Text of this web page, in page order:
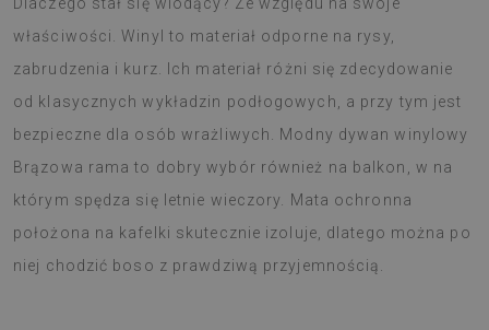
właściwości. Winyl to materiał odporne na rysy,
zabrudzenia i kurz. Ich materiał różni się zdecydowanie
od klasycznych wykładzin podłogowych, a przy tym jest
bezpieczne dla osób wrażliwych. Modny dywan winylowy
Brązowa rama to dobry wybór również na balkon, w na
którym spędza się letnie wieczory. Mata ochronna
położona na kafelki skutecznie izoluje, dlatego można po
niej chodzić boso z prawdziwą przyjemnością.